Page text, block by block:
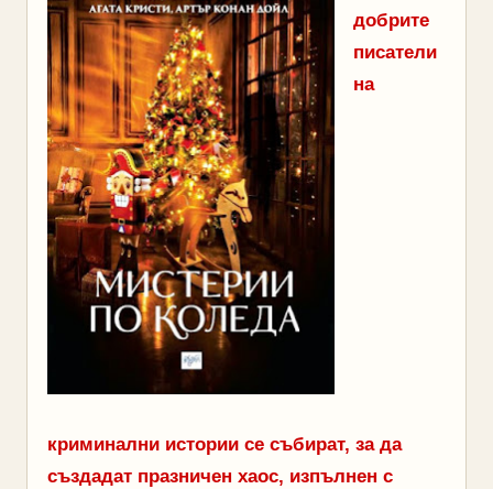
добрите
писатели
на
криминални истории се събират, за да
създадат празничен хаос, изпълнен с